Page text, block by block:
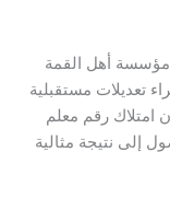
مؤسسة أهل القمة
تعديلات مستقبلية
امتلاك رقم معلم
إلى نتيجة مثالية